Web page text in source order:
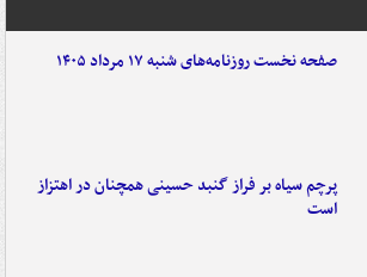
صفحه نخست روزنامه‌های شنبه ۱۷ مرداد ۱۴۰۵
پرچم سیاه بر فراز گنبد حسینی همچنان در اهتزاز
است